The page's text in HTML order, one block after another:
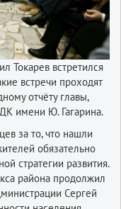
Токарев встретился
встречи проходят
отчёту главы,
имени Ю. Гагарина.
за то, что нашли
обязательно
стратегии развития.
района продолжил
Сергей